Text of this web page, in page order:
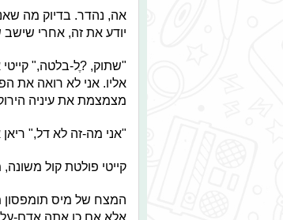
אה, נהדר. בדיוק מה
יודע את זה, אחרי
"שתוק, ?ֶל-בלטה,"
אליו. אני לא רואה את
מצמצמת את עיניה
"אני מה-זה לא דל," ריאן
קייטי פולטת קול
המצח של מיס תומפסון
אלא אם כן אתה אדם-על